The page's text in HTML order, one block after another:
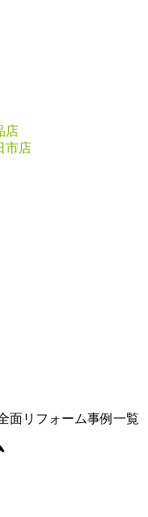
店
市店
面リフォーム事例一覧